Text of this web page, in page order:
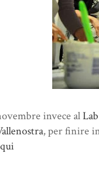
invece al
, per finire
qui